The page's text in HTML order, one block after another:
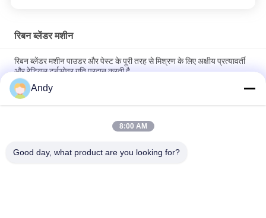
रिबन ब्लेंडर मशीन
रिबन ब्लेंडर मशीन पाउडर और पेस्ट के पूरी तरह से मिश्रण के लिए अक्षीय प्रत्यावर्ती
और रेडियल टर्नओवर गति प्रदान करती है
अनुकूलन योग्य मात्रा औद्योगिक मिश्रण के लिए पीएलसी नियंत्रण प्रणाली के साथ
स्टेनलेस स्टील रिबन ब्लेंडर मशीन
रिबन ब्लेंडर मशीन कॉम्पैक्ट संरचना और सुचारू संचालन के साथ मिश्रण करने के लिए
Andy
8:00 AM
Good day, what product are you looking for?